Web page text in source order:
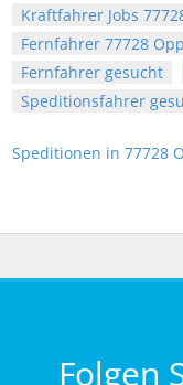
Kraftfahrer Jobs
Fernfahrer 77728
Fernfahrer gesucht
Speditionsfahrer
Speditionen in 77728
Folgen